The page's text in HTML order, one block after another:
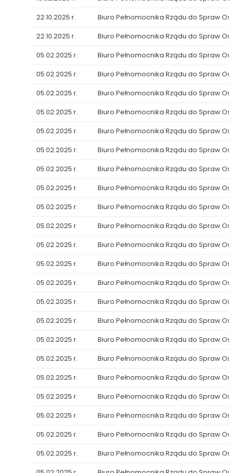
22.10.2025 r.
Biuro Pełnomocnika Rządu do Spraw
22.10.2025 r.
Biuro Pełnomocnika Rządu do Spraw
05.02.2025 r.
Biuro Pełnomocnika Rządu do Spraw
05.02.2025 r.
Biuro Pełnomocnika Rządu do Spraw
05.02.2025 r.
Biuro Pełnomocnika Rządu do Spraw
05.02.2025 r.
Biuro Pełnomocnika Rządu do Spraw
05.02.2025 r.
Biuro Pełnomocnika Rządu do Spraw
05.02.2025 r.
Biuro Pełnomocnika Rządu do Spraw
05.02.2025 r.
Biuro Pełnomocnika Rządu do Spraw
05.02.2025 r.
Biuro Pełnomocnika Rządu do Spraw
05.02.2025 r.
Biuro Pełnomocnika Rządu do Spraw
05.02.2025 r.
Biuro Pełnomocnika Rządu do Spraw
05.02.2025 r.
Biuro Pełnomocnika Rządu do Spraw
05.02.2025 r.
Biuro Pełnomocnika Rządu do Spraw
05.02.2025 r.
Biuro Pełnomocnika Rządu do Spraw
05.02.2025 r.
Biuro Pełnomocnika Rządu do Spraw
05.02.2025 r.
Biuro Pełnomocnika Rządu do Spraw
05.02.2025 r.
Biuro Pełnomocnika Rządu do Spraw
05.02.2025 r.
Biuro Pełnomocnika Rządu do Spraw
05.02.2025 r.
Biuro Pełnomocnika Rządu do Spraw
05.02.2025 r.
Biuro Pełnomocnika Rządu do Spraw
05.02.2025 r.
Biuro Pełnomocnika Rządu do Spraw
05.02.2025 r.
Biuro Pełnomocnika Rządu do Spraw
05.02.2025 r.
Biuro Pełnomocnika Rządu do Spraw